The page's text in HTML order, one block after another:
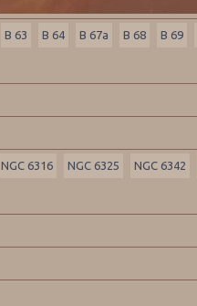
B 63 B 64 B 67a B 68 B 69
NGC 6316 NGC 6325 NGC 6342